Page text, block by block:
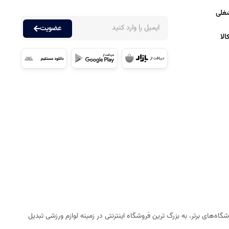
عضویت
برتر، به بزرگ ترین فروشگاه اینترنتی در زمینه لوازم ورزشی تبدیل